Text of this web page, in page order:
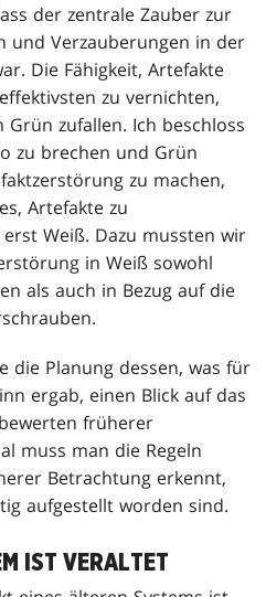
der zentrale Zauber zur
und Verzauberungen in der
Die Fähigkeit, Artefakte
zu vernichten,
zufallen. Ich beschloss
zu brechen und Grün
zu machen,
Artefakte zu
Weiß. Dazu mussten wir
in Weiß sowohl
als auch in Bezug auf die
die Planung dessen, was für
ergab, einen Blick auf das
früherer
muss man die Regeln
Betrachtung erkennt,
aufgestellt worden sind.
IST VERALTET